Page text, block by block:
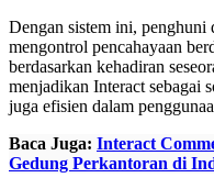
Dengan sistem ini, penghuni
mengontrol pencahayaan
berdasarkan kehadiran
menjadikan Interact sebagai
juga efisien dalam
Baca Juga: Interact
Gedung Perkantoran di